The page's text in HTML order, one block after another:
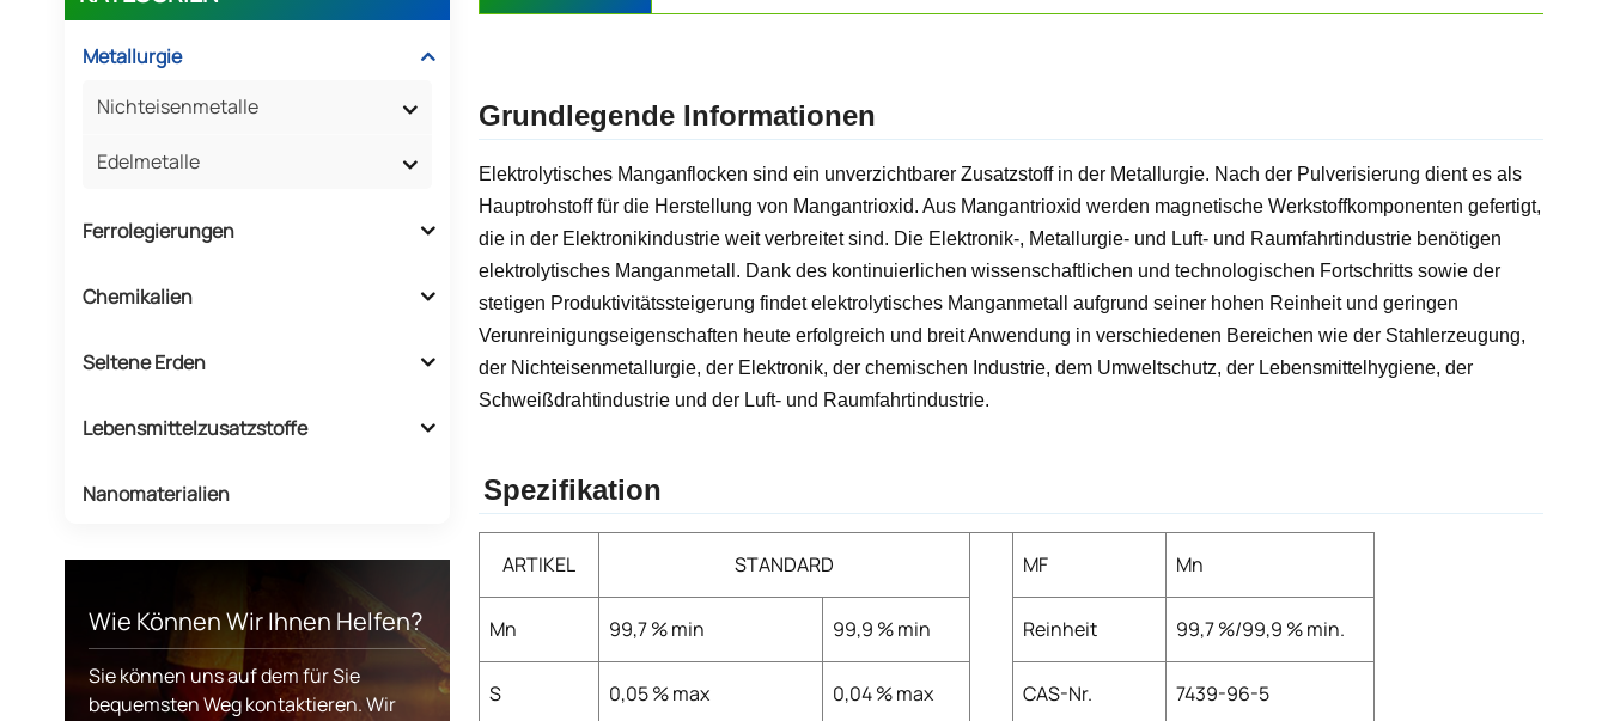
Metallurgie
Nichteisenmetalle
Edelmetalle
Ferrolegierungen
Chemikalien
Seltene Erden
Lebensmittelzusatzstoffe
Nanomaterialien
Wie Können Wir Ihnen Helfen?
Sie können uns auf dem für Sie
bequemsten Weg kontaktieren. Wir
Grundlegende Informationen
Elektrolytisches Manganflocken sind ein unverzichtbarer Zusatzstoff in der Metallurgie. Nach der Pulverisierung dient es als
Hauptrohstoff für die Herstellung von Mangantrioxid. Aus Mangantrioxid werden magnetische Werkstoffkomponenten gefertigt,
die in der Elektronikindustrie weit verbreitet sind. Die Elektronik-, Metallurgie- und Luft- und Raumfahrtindustrie benötigen
elektrolytisches Manganmetall. Dank des kontinuierlichen wissenschaftlichen und technologischen Fortschritts sowie der
stetigen Produktivitätssteigerung findet elektrolytisches Manganmetall aufgrund seiner hohen Reinheit und geringen
Verunreinigungseigenschaften heute erfolgreich und breit Anwendung in verschiedenen Bereichen wie der Stahlerzeugung,
der Nichteisenmetallurgie, der Elektronik, der chemischen Industrie, dem Umweltschutz, der Lebensmittelhygiene, der
Schweißdrahtindustrie und der Luft- und Raumfahrtindustrie.
Spezifikation
ARTIKEL STANDARD MF Mn
Mn 99,7 % min 99,9 % min Reinheit 99,7 %/99,9 % min.
S 0,05 % max 0,04 % max CAS-Nr. 7439-96-5